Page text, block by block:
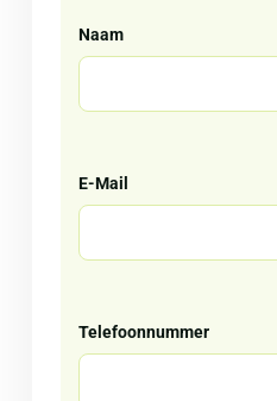
Naam
E-Mail
Telefoonnummer